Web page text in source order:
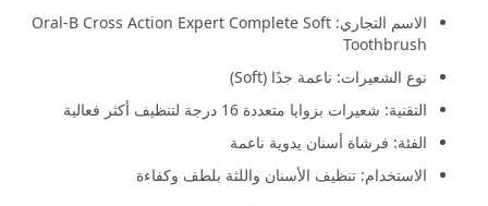
الاسم التجاري: Oral-B Cross Action Expert Complete Soft
Toothbrush
نوع الشعيرات: ناعمة جدًا (Soft)
التقنية: شعيرات بزوايا متعددة 16 درجة لتنظيف أكثر فعالية
الفئة: فرشاة أسنان يدوية ناعمة
الاستخدام: تنظيف الأسنان واللثة بلطف وكفاءة